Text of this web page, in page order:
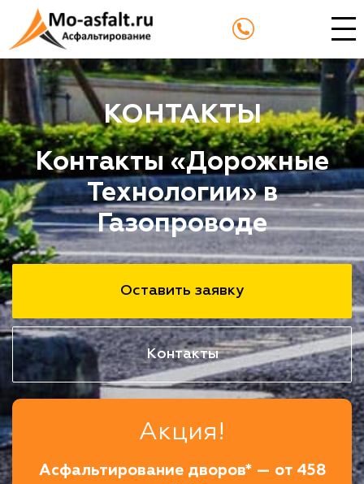
КОНТАКТЫ
Контакты «Дорожные
Технологии» в
Газопроводе
Оставить заявку
Контакты
Акция!
Асфальтирование дворов* — от 458